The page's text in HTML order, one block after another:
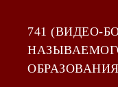
741 (ВИДЕО-